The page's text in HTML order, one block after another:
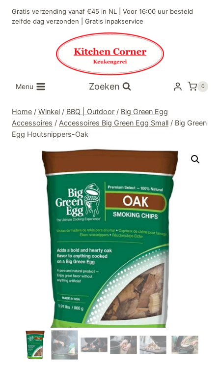
naar
Gratis verzending vanaf €45 in NL | Voor 16:00 uur besteld
zelfde dag verzonden | Gratis inpakservice
Menu Zoeken 0
Home / Winkel / BBQ | Outdoor / Big Green Egg
Accessoires / Accessoires Big Green Egg Small / Big Green
Egg Houtsnippers-Oak